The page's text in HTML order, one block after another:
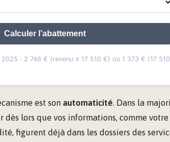
Calculer l’abattement
: 2 746 € (revenu ≤ 17 510 €) ou 1 373 € (17 510
est son automaticité. Dans la
dès lors que vos informations, comme
figurent déjà dans les dossiers des